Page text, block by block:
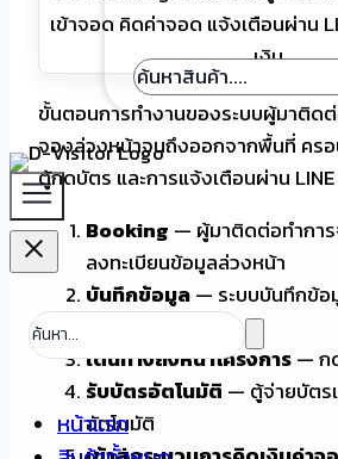
หน้าแรก
ขั้นตอนการทำงานของระบบผู้มาติด
จองล่วงหน้าจนถึงออกจากพื้นที่ คร
ตู้กดบัตร และการแจ้งเตือนผ่าน
Booking — ผู้มาติดต่อทำกา
ลงทะเบียนข้อมูลล่วงหน้า
บันทึกข้อมูล— ระบบบันทึกข้อ
เดินทางถึงหน้าโครงการ— ก
รับบัตรอัตโนมัติ — ตู้จ่ายบัตร
อัตโนมัติ